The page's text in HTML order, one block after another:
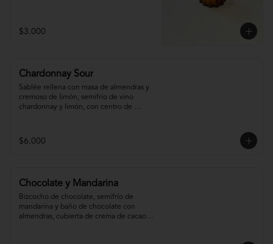
$3.000
Chardonnay Sour
Sablée rellena con masa de almendras y
cremoso de limón, semifrío de vino
chardonnay y limón, con centro de
$6.000
Chocolate y Mandarina
Bizcocho de chocolate, semifrío de
mandarina y baño de chocolate con
almendras, cubierta de crema de cacao y